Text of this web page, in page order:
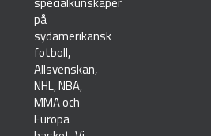
på
sydamerikansk
fotboll,
Allsvenskan,
NHL, NBA,
MMA och
Europa